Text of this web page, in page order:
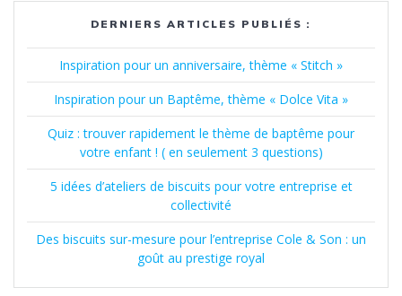
DERNIERS ARTICLES PUBLIÉS :
Inspiration pour un anniversaire, thème « Stitch »
Inspiration pour un Baptême, thème « Dolce Vita »
Quiz : trouver rapidement le thème de baptême pour
votre enfant ! ( en seulement 3 questions)
5 idées d’ateliers de biscuits pour votre entreprise et
collectivité
Des biscuits sur-mesure pour l’entreprise Cole & Son : un
goût au prestige royal